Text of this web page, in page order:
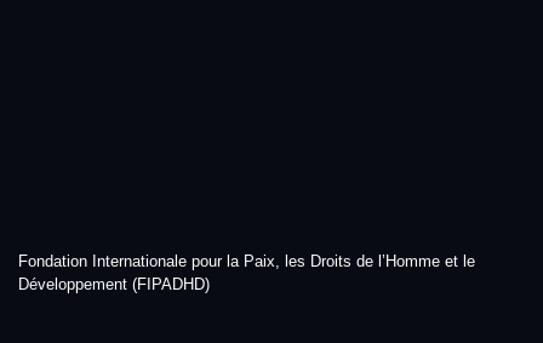
Fondation Internationale pour la Paix, les Droits de l’Homme et le
Développement (FIPADHD)